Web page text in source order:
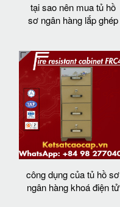
tại sao nên mua tủ hồ
sơ ngân hàng lắp ghép
công dụng của tủ hồ sơ
ngân hàng khoá điện tử